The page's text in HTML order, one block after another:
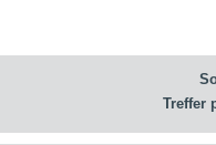
Treffer